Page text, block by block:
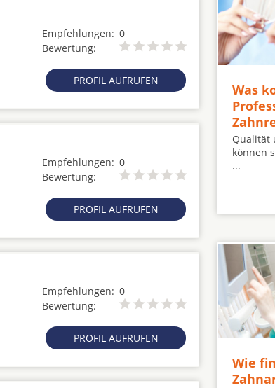
Empfehlungen: 0
Bewertung:
PROFIL AUFRUFEN
Empfehlungen: 0
Bewertung:
PROFIL AUFRUFEN
Empfehlungen: 0
Bewertung:
PROFIL AUFRUFEN
Was
Qualität
können
...
Wie